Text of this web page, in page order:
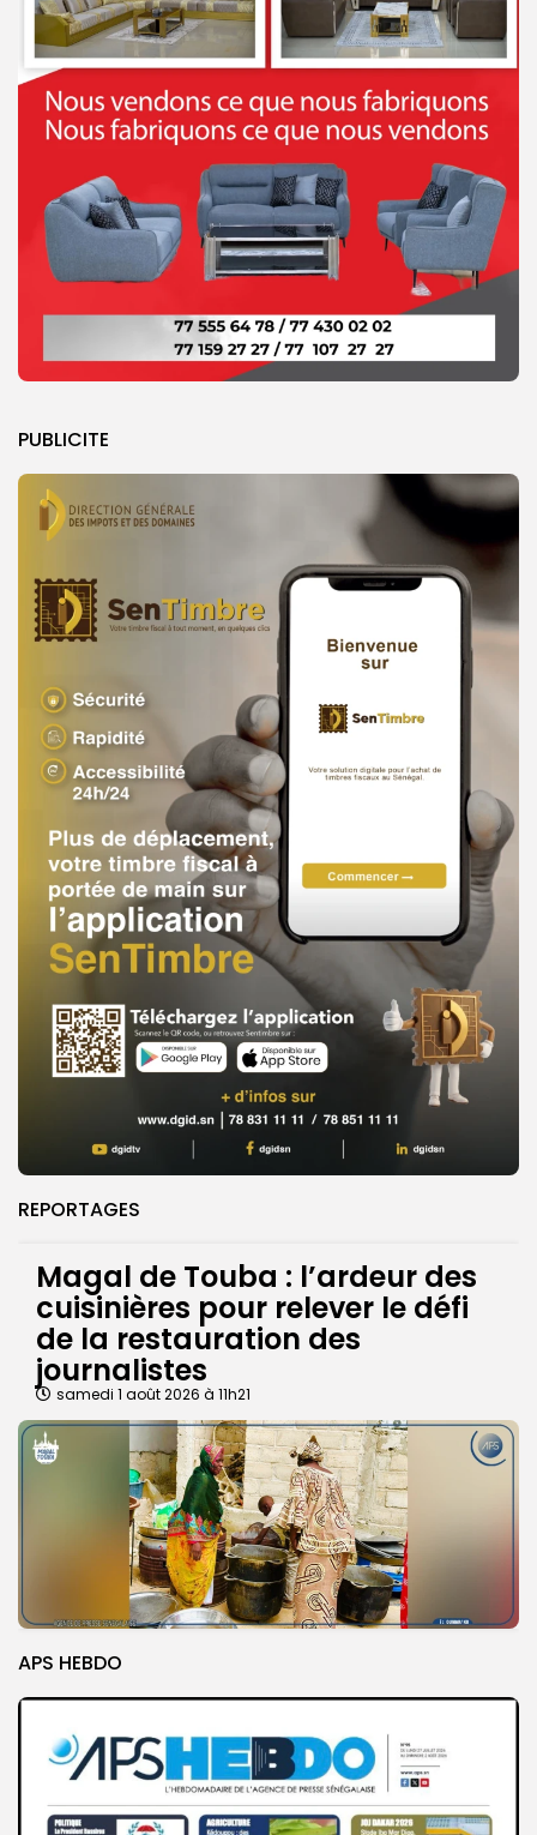
PUBLICITE
REPORTAGES
Magal de Touba : l’ardeur des
cuisinières pour relever le défi
de la restauration des
journalistes
samedi 1 août 2026 à 11h21
APS HEBDO